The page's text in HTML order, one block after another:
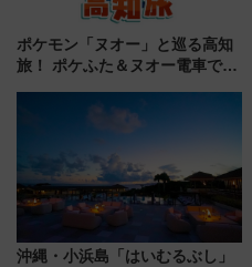
ポケモン「ヌオー」と巡る高知
旅！ ポケふた＆ヌオー電車で楽
路の絶景と絶品グルメを満喫！
沖縄・小浜島「はいむるぶし」